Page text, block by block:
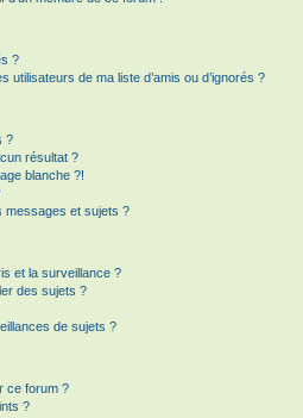
?
utilisateurs de ma liste d’amis ou d’ignorés ?
?
résultat ?
blanche ?!
messages et sujets ?
et la surveillance ?
des sujets ?
de sujets ?
ce forum ?
?